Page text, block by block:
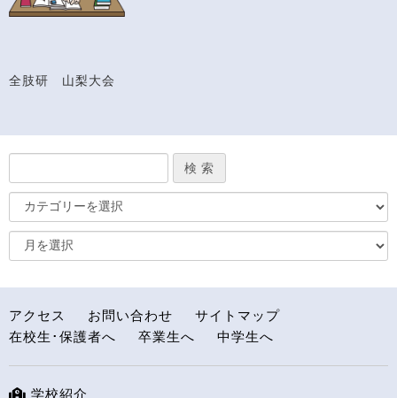
全肢研 山梨大会
アクセス お問い合わせ
サイトマップ
在校生･保護者へ
卒業生へ 中学生へ
学校紹介